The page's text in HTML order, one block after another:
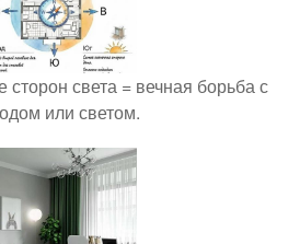
света = вечная борьба с
или светом.